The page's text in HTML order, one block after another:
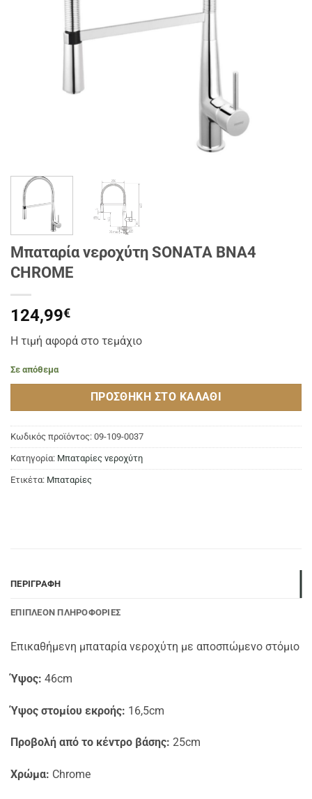
Μπαταρία νεροχύτη SONATA BNA4
CHROME
124,99€
Η τιμή αφορά στο τεμάχιο
Σε απόθεμα
ΠΡΟΣΘΉΚΗ ΣΤΟ ΚΑΛΆΘΙ
Κωδικός προϊόντος: 09-109-0037
Κατηγορία: Μπαταρίες νεροχύτη
Ετικέτα: Μπαταρίες
ΠΕΡΙΓΡΑΦΉ
ΕΠΙΠΛΈΟΝ ΠΛΗΡΟΦΟΡΊΕΣ
Επικαθήμενη μπαταρία νεροχύτη με αποσπώμενο στόμιο
Ύψος: 46cm
Ύψος στομίου εκροής: 16,5cm
Προβολή από το κέντρο βάσης: 25cm
Χρώμα: Chrome